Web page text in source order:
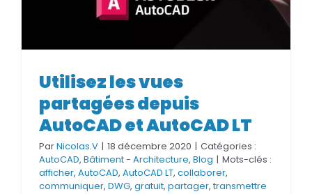
Utilisez les vues partagées
depuis AutoCAD et AutoCAD LT
Utilisez les vues
partagées depuis
AutoCAD et AutoCAD LT
ParNicolas.V | 18 décembre 2020 | Catégories :
AutoCAD, Bâtiment - Architecture, Blog | Mots-clés :
afficher, AutoCAD, AutoCAD LT, collaborer,
communiquer, DWG, gratuit, partager,transmettre